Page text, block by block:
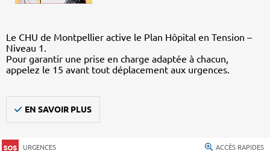
Le CHU de Montpellier active le Plan Hôpital en Tension –
Niveau 1.
Pour garantir une prise en charge adaptée à chacun,
appelez le 15 avant tout déplacement aux urgences.
EN SAVOIR PLUS
URGENCES ACCÈS RAPIDES